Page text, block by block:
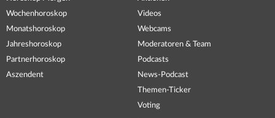
Wochenhoroskop
Monatshoroskop
Jahreshoroskop
Partnerhoroskop
Aszendent
Videos
Webcams
Moderatoren & Team
Podcasts
News-Podcast
Themen-Ticker
Voting